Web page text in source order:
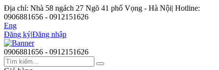
Địa chỉ: Nhà 58 ngách 27 Ngõ 41 phố Vọng - Hà Nội| Hotline:
0906881656 - 0912151626
Eng
Đăng ký|Đăng nhập
0906881656 - 0912151626